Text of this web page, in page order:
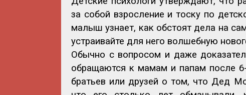
за собой взросление и тоску по
малыш узнает, как обстоят дела на
устраивайте для него волшебную
Обычно с вопросом и даже
обращаются к мамам и папам после
братьев или друзей о том, что Дед